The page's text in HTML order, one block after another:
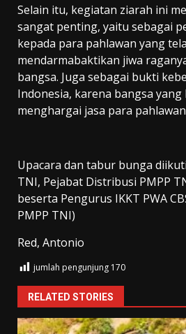
Selain itu, kegiatan ziarah ini
sangat penting, yaitu sebagai
kepada para pahlawan yang
mendarmabaktikan jiwa
bangsa. Juga sebagai bukti
Indonesia, karena bangsa
menghargai jasa para
Upacara dan tabur bunga
TNI, Pejabat Distribusi PMPP
beserta Pengurus IKKT PWA
PMPP TNI)
Red, Antonio
jumlah pengunjung 170
RELATED STORIES